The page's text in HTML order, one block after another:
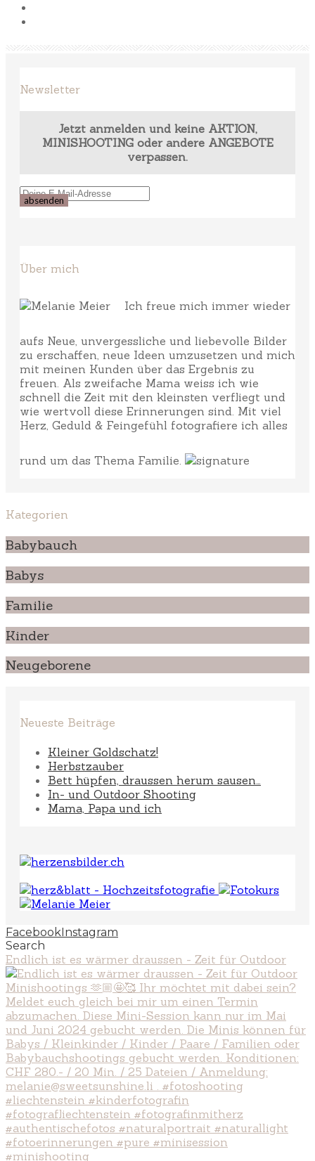
Newsletter
Jetzt anmelden und keine AKTION,
MINISHOOTING oder andere ANGEBOTE
verpassen.
Über mich
Ich freue mich immer wieder
aufs Neue, unvergessliche und liebevolle Bilder
zu erschaffen, neue Ideen umzusetzen und mich
mit meinen Kunden über das Ergebnis zu
freuen. Als zweifache Mama weiss ich wie
schnell die Zeit mit den kleinsten verfliegt und
wie wertvoll diese Erinnerungen sind. Mit viel
Herz, Geduld & Feingefühl fotografiere ich alles
rund um das Thema Familie.
Kategorien
Babybauch
Babys
Familie
Kinder
Neugeborene
Neueste Beiträge
Kleiner Goldschatz!
Herbstzauber
Bett hüpfen, draussen herum sausen…
In- und Outdoor Shooting
Mama, Papa und ich
FacebookInstagram
Search
Endlich ist es wärmer draussen - Zeit für Outdoor